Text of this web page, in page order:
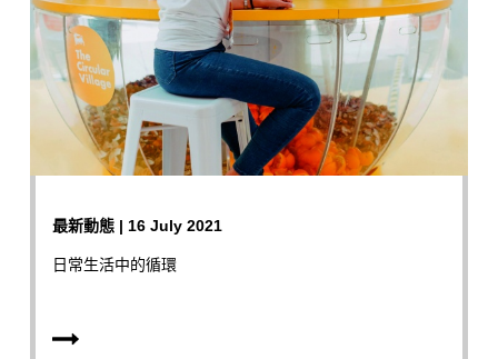
最新動態 | 16 July 2021
日常生活中的循環